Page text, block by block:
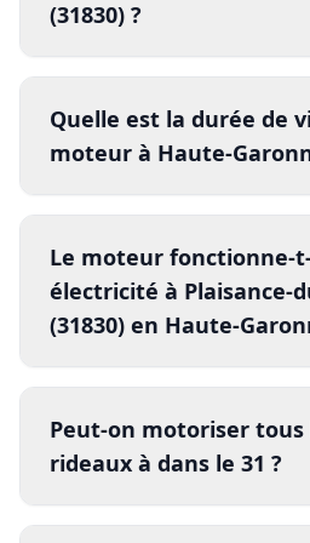
Questions
la
motorisation de
Plaisance-du-
Qui contacter pour
rideau métallique à